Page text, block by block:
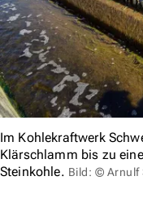
Im Kohlekraftwerk
Klärschlamm bis zu
Steinkohle. Bild: © Arnulf